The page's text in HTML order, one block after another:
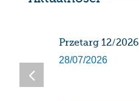
Przetarg 12/2026
28/07/2026